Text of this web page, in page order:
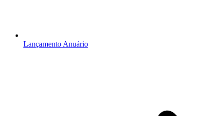
Lançamento Anuário